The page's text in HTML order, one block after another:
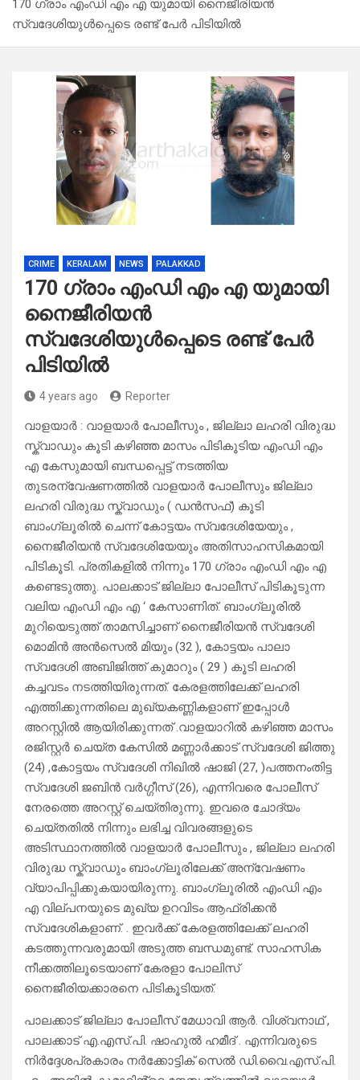
170 ഗ്രാം എംഡി എം എ യുമായി നൈജീരിയൻ
സ്വദേശിയുൾപ്പെടെ രണ്ട് പേർ പിടിയിൽ
CRIME KERALAM NEWS PALAKKAD
170 ഗ്രാം എംഡി എം എ യുമായി
നൈജീരിയൻ
സ്വദേശിയുൾപ്പെടെ രണ്ട് പേർ
പിടിയിൽ
4 years ago Reporter
വാളയാർ : വാളയാർ പോലീസും , ജില്ലാ ലഹരി വിരുദ്ധ
സ്ക്വാഡും കൂടി കഴിഞ്ഞ മാസം പിടികൂടിയ എംഡി എം
എ കേസുമായി ബന്ധപ്പെട്ട് നടത്തിയ
തുടരന്വേഷണത്തിൽ വാളയാർ പോലീസും ജില്ലാ
ലഹരി വിരുദ്ധ സ്ക്വാഡും ( ഡൻസഫ്) കൂടി
ബാംഗ്ലൂരിൽ ചെന്ന് കോട്ടയം സ്വദേശിയേയും ,
നൈജീരിയൻ സ്വദേശിയേയും അതിസാഹസികമായി
പിടികൂടി. പ്രതികളിൽ നിന്നും 170 ഗ്രാം എംഡി എം എ
കണ്ടെടുത്തു. പാലക്കാട് ജില്ലാ പോലീസ് പിടികൂടുന്ന
വലിയ എംഡി എം എ ‘ കേസാണിത്. ബാംഗ്ലൂരിൽ
മുറിയെടുത്ത് താമസിച്ചാണ് നൈജീരിയൻ സ്വദേശി
മൊമിൻ അൻസെൽ മിയും (32 ), കോട്ടയം പാലാ
സ്വദേശി അബിജിത്ത് കുമാറും ( 29 ) കൂടി ലഹരി
കച്ചവടം നടത്തിയിരുന്നത്. കേരളത്തിലേക്ക് ലഹരി
എത്തിക്കുന്നതിലെ മുഖ്യകണ്ണികളാണ് ഇപ്പോൾ
അറസ്റ്റിൽ ആയിരിക്കുന്നത് .വാളയാറിൽ കഴിഞ്ഞ മാസം
രജിസ്റ്റർ ചെയ്ത കേസിൽ മണ്ണാർക്കാട് സ്വദേശി ജിത്തു
(24) ,കോട്ടയം സ്വദേശി നിഖിൽ ഷാജി (27, )പത്തനംതിട്ട
സ്വദേശി ജബിൻ വർഗ്ഗീസ് (26), എന്നിവരെ പോലീസ്
നേരത്തെ അറസ്റ്റ് ചെയ്തിരുന്നു. ഇവരെ ചോദ്യം
ചെയ്തതിൽ നിന്നും ലഭിച്ച വിവരങ്ങളുടെ
അടിസ്ഥാനത്തിൽ വാളയാർ പോലീസും , ജില്ലാ ലഹരി
വിരുദ്ധ സ്ക്വാഡും ബാംഗ്ലൂരിലേക്ക് അന്വേഷണം
വ്യാപിപ്പിക്കുകയായിരുന്നു. ബാംഗ്ലൂരിൽ എംഡി എം
എ വില്പനയുടെ മുഖ്യ ഉറവിടം ആഫ്രിക്കൻ
സ്വദേശികളാണ്. . ഇവർക്ക് കേരളത്തിലേക്ക് ലഹരി
കടത്തുന്നവരുമായി അടുത്ത ബന്ധമുണ്ട്. സാഹസിക
നീക്കത്തിലൂടെയാണ് കേരളാ പോലിസ്
നൈജീരിയക്കാരനെ പിടികൂടിയത്.
പാലക്കാട് ജില്ലാ പോലീസ് മേധാവി ആർ. വിശ്വനാഥ് ,
പാലക്കാട് എ.എസ്.പി. ഷാഹുൽ ഹമീദ് . എന്നിവരുടെ
നിർദ്ദേശപ്രകാരം നർക്കോട്ടിക് സെൽ ഡി.വൈ.എസ്.പി.